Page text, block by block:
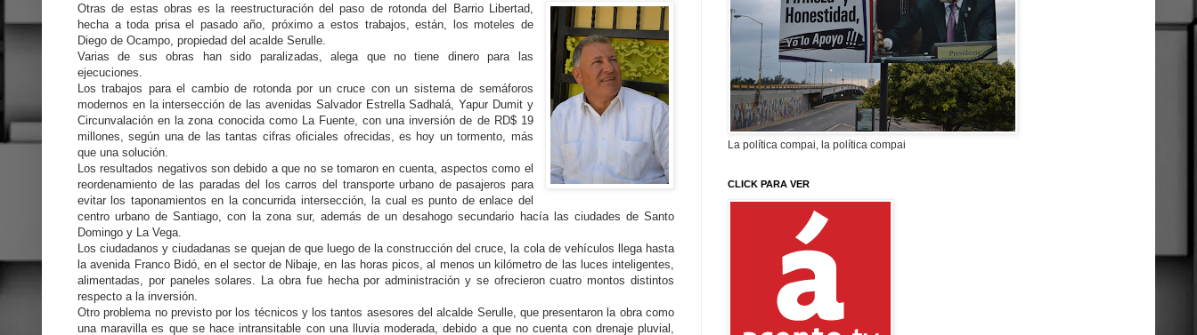
Otras de estas obras es la reestructuración del paso de rotonda del Barrio Libertad,
hecha a toda prisa el pasado año, próximo a estos trabajos, están, los moteles de
Diego de Ocampo, propiedad del acalde Serulle.
Varias de sus obras han sido paralizadas, alega que no tiene dinero para las
ejecuciones.
Los trabajos para el cambio de rotonda por un cruce con un sistema de semáforos
modernos en la intersección de las avenidas Salvador Estrella Sadhalá, Yapur Dumit y
Circunvalación en la zona conocida como La Fuente, con una inversión de de RD$ 19
millones, según una de las tantas cifras oficiales ofrecidas, es hoy un tormento, más
que una solución.
Los resultados negativos son debido a que no se tomaron en cuenta, aspectos como el
reordenamiento de las paradas del los carros del transporte urbano de pasajeros para
evitar los taponamientos en la concurrida intersección, la cual es punto de enlace del
centro urbano de Santiago, con la zona sur, además de un desahogo secundario hacía las ciudades de Santo
Domingo y La Vega.
Los ciudadanos y ciudadanas se quejan de que luego de la construcción del cruce, la cola de vehículos llega hasta
la avenida Franco Bidó, en el sector de Nibaje, en las horas picos, al menos un kilómetro de las luces inteligentes,
alimentadas, por paneles solares. La obra fue hecha por administración y se ofrecieron cuatro montos distintos
respecto a la inversión.
Otro problema no previsto por los técnicos y los tantos asesores del alcalde Serulle, que presentaron la obra como
una maravilla es que se hace intransitable con una lluvia moderada, debido a que no cuenta con drenaje pluvial,
La política compai, la política compai
CLICK PARA VER